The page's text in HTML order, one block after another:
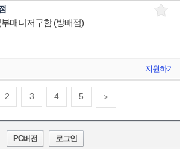
매니저구함 (방배점)
지원하기
2 3 4 5 >
PC버전 로그인